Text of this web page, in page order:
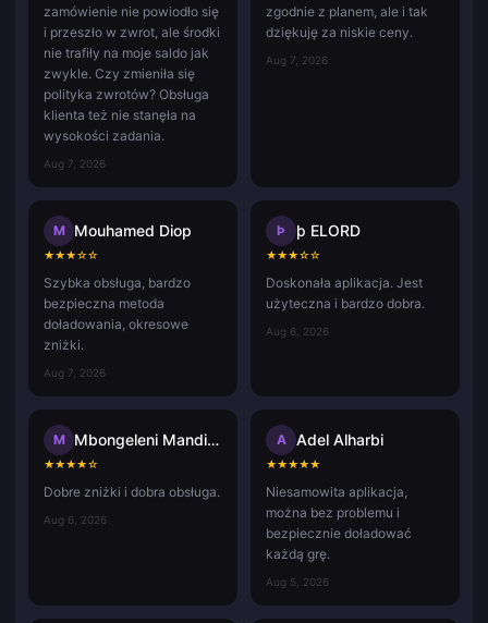
zamówienie nie powiodło się
i przeszło w zwrot, ale środki
nie trafiły na moje saldo jak
zwykle. Czy zmieniła się
polityka zwrotów? Obsługa
klienta też nie stanęła na
wysokości zadania.
Aug 7, 2026
zgodnie z planem, ale i tak
dziękuję za niskie ceny.
Aug 7, 2026
M Mouhamed Diop
★★★☆☆
Szybka obsługa, bardzo
bezpieczna metoda
doładowania, okresowe
zniżki.
Aug 7, 2026
Þ þ ELORD
★★★☆☆
Doskonała aplikacja. Jest
użyteczna i bardzo dobra.
Aug 6, 2026
M Mbongeleni Mandisa
★★★★☆
Dobre zniżki i dobra obsługa.
Aug 6, 2026
A Adel Alharbi
★★★★★
Niesamowita aplikacja,
można bez problemu i
bezpiecznie doładować
każdą grę.
Aug 5, 2026